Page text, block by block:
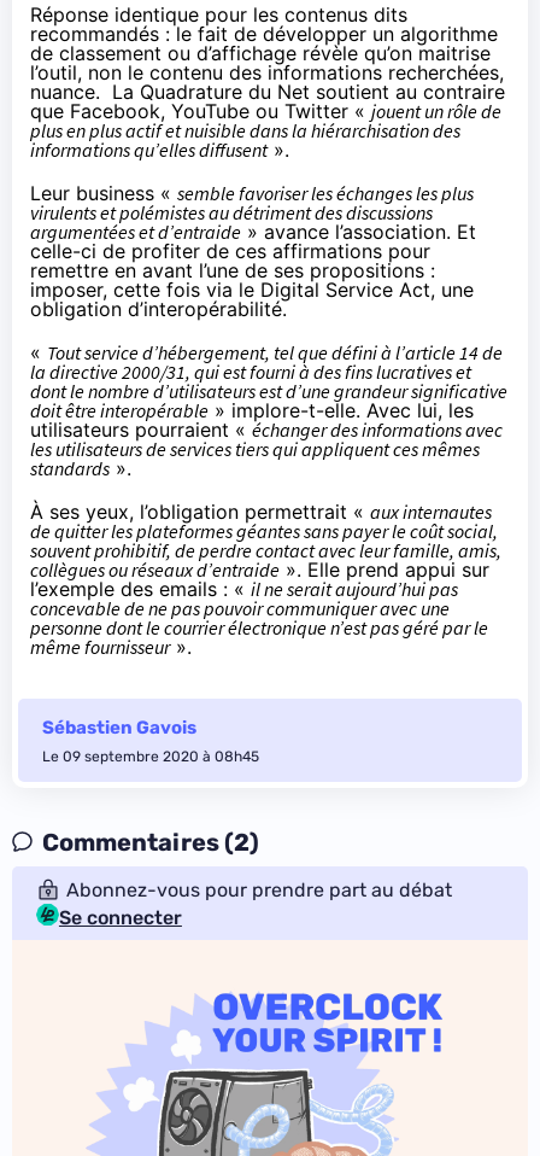
Réponse identique pour les contenus dits
recommandés : le fait de développer un algorithme
de classement ou d’affichage révèle qu’on maitrise
l’outil, non le contenu des informations recherchées,
nuance. La Quadrature du Net soutient au contraire
que Facebook, YouTube ou Twitter « jouent un rôle de
plus en plus actif et nuisible dans la hiérarchisation des
informations qu’elles diffusent».
Leur business « semble favoriser les échanges les plus
virulents et polémistes au détriment des discussions
argumentées et d’entraide » avance l’association. Et
celle-ci de profiter de ces affirmations pour
remettre en avant l’une de ses propositions :
imposer, cette fois via le Digital Service Act, une
obligation d’interopérabilité.
« Tout service d’hébergement, tel que défini à l’article 14 de
la directive 2000/31, qui est fourni à des fins lucratives et
dont le nombre d’utilisateurs est d’une grandeur significative
doit être interopérable » implore-t-elle. Avec lui, les
utilisateurs pourraient « échanger des informations avec
les utilisateurs de services tiers qui appliquent ces mêmes
standards ».
À ses yeux, l’obligation permettrait « aux internautes
de quitter les plateformes géantes sans payer le coût social,
souvent prohibitif, de perdre contact avec leur famille, amis,
collègues ou réseaux d’entraide ». Elle prend appui sur
l’exemple des emails : « il ne serait aujourd’hui pas
concevable de ne pas pouvoir communiquer avec une
personne dont le courrier électronique n’est pas géré par le
même fournisseur».
Sébastien Gavois
Le 09 septembre 2020 à 08h45
Commentaires (2)
Abonnez-vous pour prendre part au débat
Se connecter